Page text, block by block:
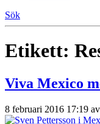
Sök
Etikett:
Viva Mexico
8 februari 2016 17:19 av